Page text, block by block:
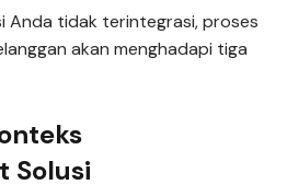
Anda tidak terintegrasi, proses
akan menghadapi tiga
Solusi